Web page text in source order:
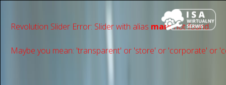
Revolution Slider Error: Slider with alias mainnot found.
Maybe you mean: 'transparent' or 'store' or 'сorporate' or